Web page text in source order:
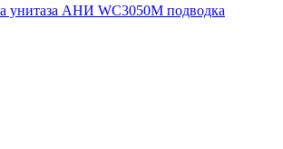
унитаза АНИ WC3050M подводка